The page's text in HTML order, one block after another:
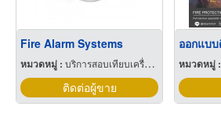
Fire Alarm Systems
หมวดหมู่ : บริการสอบเทียบเครื่องมือวัด
ติดต่อผู้ขาย
หมวดหมู่ :